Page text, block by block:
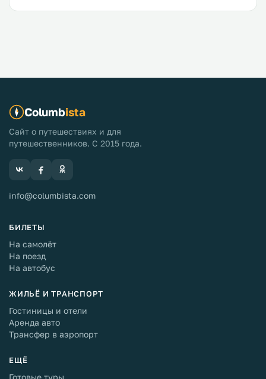
Columbista
Сайт о путешествиях и для
путешественников. С 2015 года.
info@columbista.com
БИЛЕТЫ
На самолёт
На поезд
На автобус
ЖИЛЬЁ И ТРАНСПОРТ
Гостиницы и отели
Аренда авто
Трансфер в аэропорт
ЕЩЁ
Готовые туры